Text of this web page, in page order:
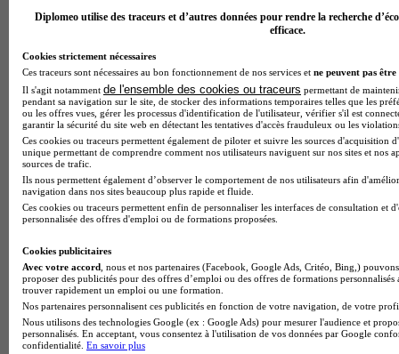
2 avis
Voir l’établissement
Diplomeo utilise des traceurs et d’autres données pour rendre la recherche
efficace.
Cookies strictement nécessaires
Ces traceurs sont nécessaires au bon fonctionnement de nos services et ne peuvent pas être
Il s'agit notamment de l'ensemble des cookies ou traceurs permettant de
pendant sa navigation sur le site, de stocker des informations temporaires telles que les
ou les offres vues, gérer les processus d'identification de l'utilisateur, vérifier s'il est
garantir la sécurité du site web en détectant les tentatives d'accès frauduleux ou les
Ces cookies ou traceurs permettent également de piloter et suivre les sources d'acquisition
unique permettant de comprendre comment nos utilisateurs naviguent sur nos sites et nos
sources de trafic.
Ils nous permettent également d’observer le comportement de nos utilisateurs afin
navigation dans nos sites beaucoup plus rapide et fluide.
Ces cookies ou traceurs permettent enfin de personnaliser les interfaces de consultation et
personnalisée des offres d'emploi ou de formations proposées.
Cookies publicitaires
Avec votre accord , nous et nos partenaires (Facebook, Google Ads, Critéo, Bing,)
proposer des publicités pour des offres d’emploi ou des offres de formations
trouver rapidement un emploi ou une formation.
Nos partenaires personnalisent ces publicités en fonction de votre navigation, de votre
Nous utilisons des technologies Google (ex : Google Ads) pour mesurer l'audience et
personnalisés. En acceptant, vous consentez à l'utilisation de vos données par Google
confidentialité. En savoir plus